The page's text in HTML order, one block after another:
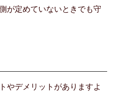
が定めていないときでも守
やデメリットがありますよ